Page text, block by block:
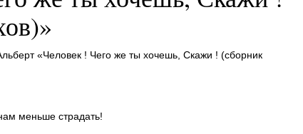
«Человек ! Чего же ты хочешь, Скажи ! (сборник
меньше страдать!